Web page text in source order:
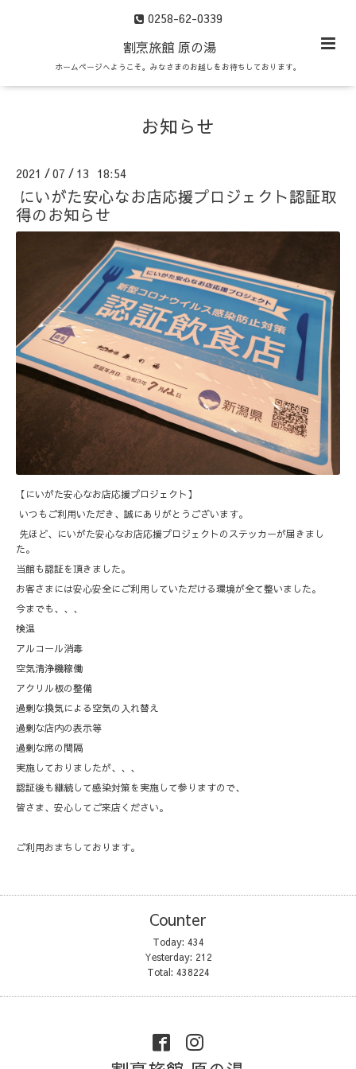
0258-62-0339
割烹旅館 原の湯
ホームページへようこそ。みなさまのお越しをお待ちしております。
お知らせ
2021 /07 / 13 18:54
にいがた安心なお店応援プロジェクト認証取
得のお知らせ
【にいがた安心なお店応援プロジェクト】
いつもご利用いただき、誠にありがとうございます。
先ほど、にいがた安心なお店応援プロジェクトのステッカーが届きまし
た。
当館も認証を頂きました。
お客さまには安心安全にご利用していただける環境が全て整いました。
今までも、、、
検温
アルコール消毒
空気清浄機稼働
アクリル板の整備
過剰な換気による空気の入れ替え
過剰な店内の表示等
過剰な席の間隔
実施しておりましたが、、、
認証後も継続して感染対策を実施して参りますので、
皆さま、安心してご来店ください。
ご利用おまちしております。
Counter
Today: 434
Yesterday: 212
Total: 438224